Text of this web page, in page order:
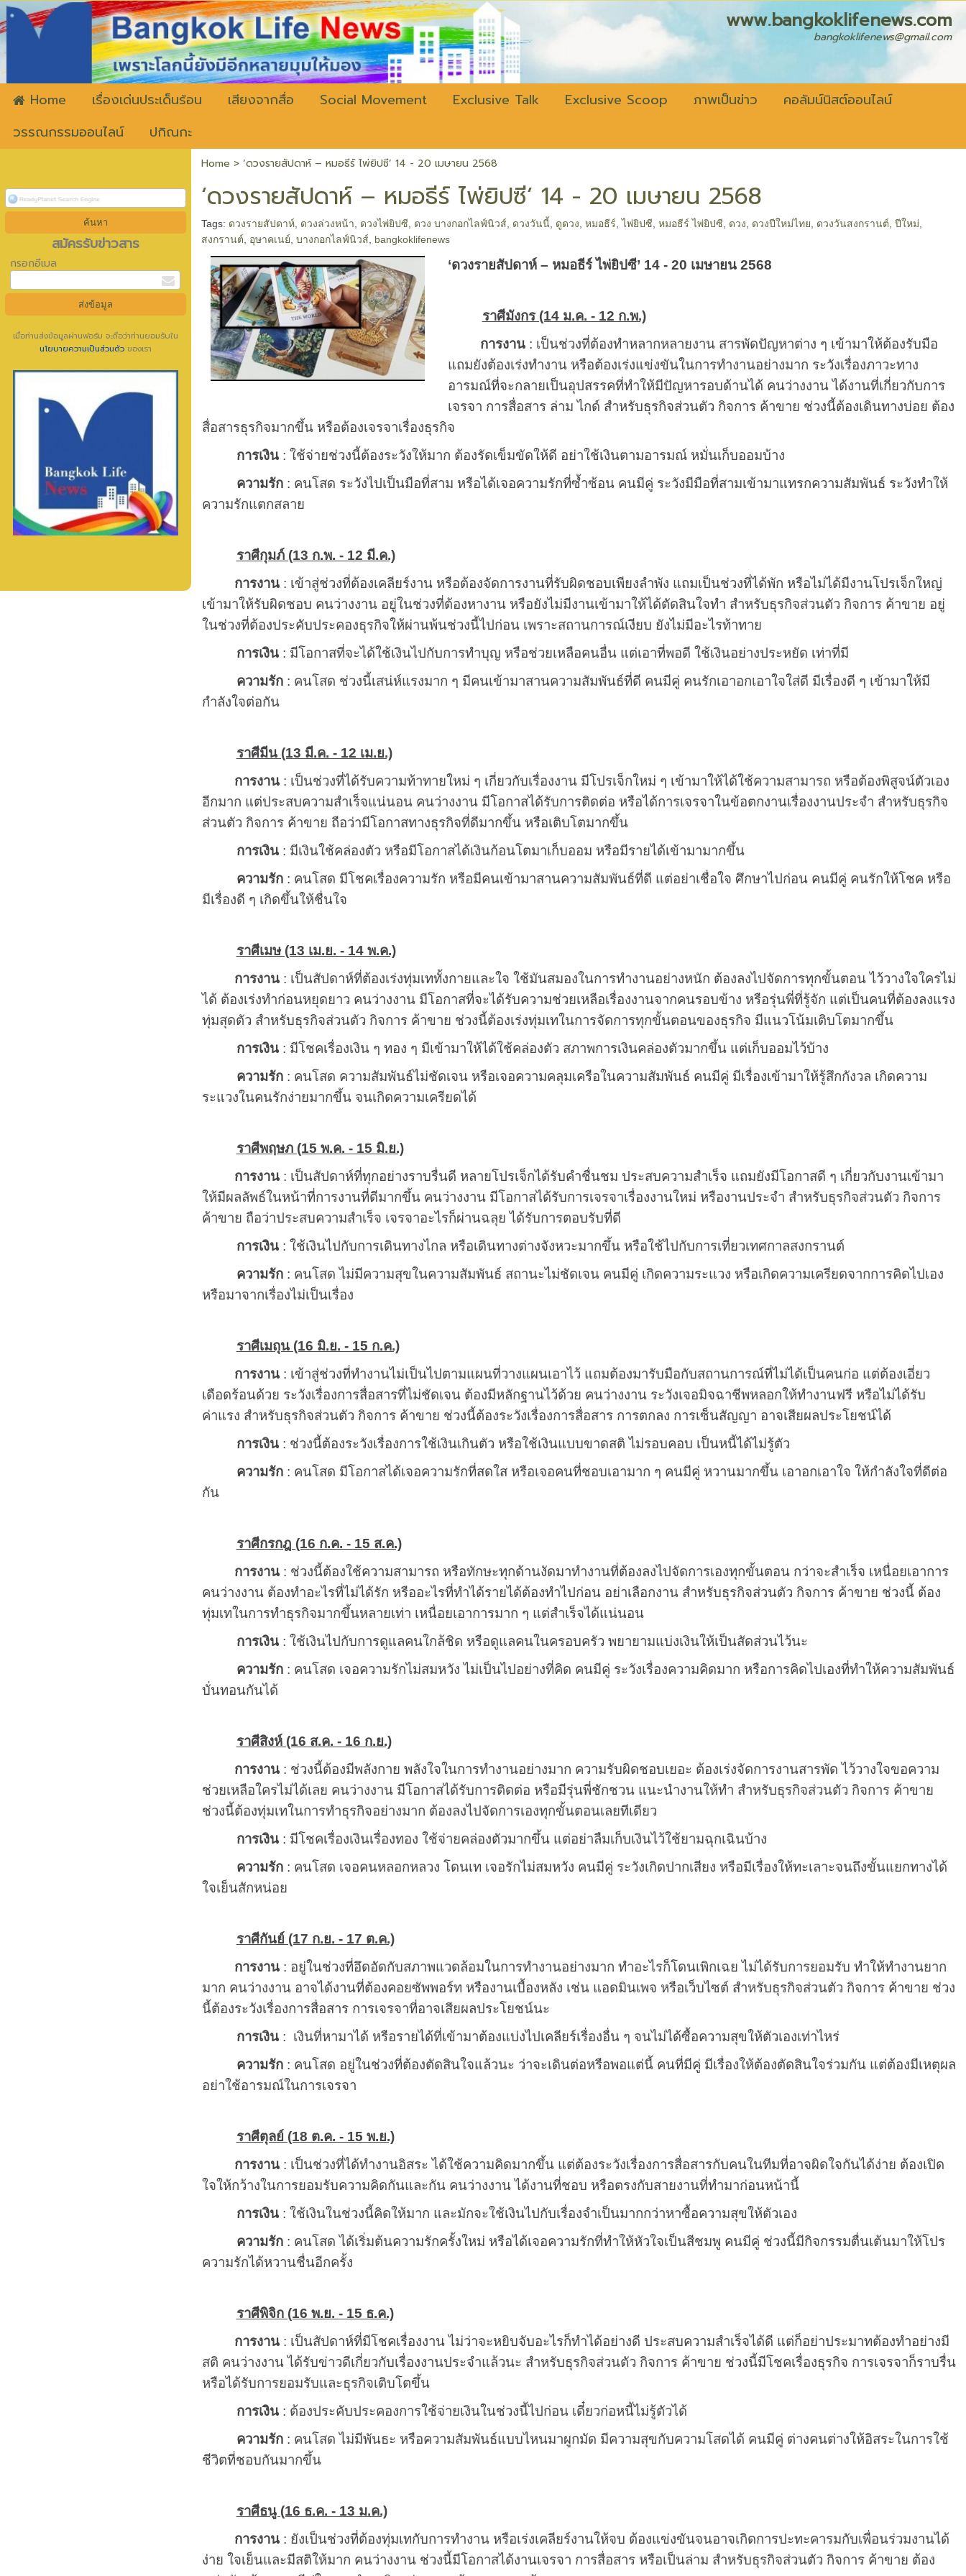
www.bangkoklifenews.com
bangkoklifenews@gmail.com
Home เรื่องเด่นประเด็นร้อน เสียงจากสื่อ Social Movement Exclusive Talk Exclusive Scoop ภาพเป็นข่าว
คอลัมน์นิสต์ออนไลน์
วรรณกรรมออนไลน์
ปกิณกะ
สมัครรับข่าวสาร
กรอกอีเมล
เมื่อท่านส่งข้อมูลผ่านฟอร์ม จะถือว่าท่านยอมรับใน
นโยบายความเป็นส่วนตัว ของเรา
Home > ‘ดวงรายสัปดาห์ – หมอธีร์ ไพ่ยิปซี’ 14 - 20 เมษายน 2568
‘ดวงรายสัปดาห์ – หมอธีร์ ไพ่ยิปซี’ 14 - 20 เมษายน 2568
Tags: ดวงรายสัปดาห์ ดวงล่วงหน้า ดวงไพ่ยิปซี ดวง บางกอกไลฟ์นิวส์ ดวงวันนี้ ดูดวง ,หมอธีร์ ,ไพ่ยิปซี ,หมอธีร์ ไพ่ยิปซี ดวง ดวงปีใหม่ไทย ดวงวันสงกรานต์ ,ปีใหม่
สงกรานต์
อุษาคเนย์ ,บางกอกไลฟ์นิวส์ bangkoklifenews
‘ดวงรายสัปดาห์ – หมอธีร์ ไพ่ยิปซี’ 14 - 20 เมษายน 2568
ราศีมังกร (14 ม.ค. - 12 ก.พ.)
การงาน: เป็นช่วงที่ต้องทำหลากหลายงาน สารพัดปัญหาต่าง ๆ เข้ามาให้ต้องรับมือ
แถมยังต้องเร่งทำงาน หรือต้องเร่งแข่งขันในการทำงานอย่างมาก ระวังเรื่องภาวะทาง
อารมณ์ที่จะกลายเป็นอุปสรรคที่ทำให้มีปัญหารอบด้านได้ คนว่างงาน ได้งานที่เกี่ยวกับการ
เจรจา การสื่อสาร ล่าม ไกด์ สำหรับธุรกิจส่วนตัว กิจการ ค้าขาย ช่วงนี้ต้องเดินทางบ่อย ต้อง
สื่อสารธุรกิจมากขึ้น หรือต้องเจรจาเรื่องธุรกิจ
การเงิน: ใช้จ่ายช่วงนี้ต้องระวังให้มาก ต้องรัดเข็มขัดให้ดี อย่าใช้เงินตามอารมณ์ หมั่นเก็บออมบ้าง
ความรัก: คนโสด ระวังไปเป็นมือที่สาม หรือได้เจอความรักที่ซ้ำซ้อน คนมีคู่ ระวังมีมือที่สามเข้ามาแทรกความสัมพันธ์ ระวังทำให้
ความรักแตกสลาย
ราศีกุมภ์ (13 ก.พ. - 12 มี.ค.)
การงาน: เข้าสู่ช่วงที่ต้องเคลียร์งาน หรือต้องจัดการงานที่รับผิดชอบเพียงลำพัง แถมเป็นช่วงที่ได้พัก หรือไม่ได้มีงานโปรเจ็กใหญ่
เข้ามาให้รับผิดชอบ คนว่างงาน อยู่ในช่วงที่ต้องหางาน หรือยังไม่มีงานเข้ามาให้ได้ตัดสินใจทำ สำหรับธุรกิจส่วนตัว กิจการ ค้าขาย อยู่
ในช่วงที่ต้องประคับประคองธุรกิจให้ผ่านพ้นช่วงนี้ไปก่อน เพราะสถานการณ์เงียบ ยังไม่มีอะไรท้าทาย
การเงิน: มีโอกาสที่จะได้ใช้เงินไปกับการทำบุญ หรือช่วยเหลือคนอื่น แต่เอาที่พอดี ใช้เงินอย่างประหยัด เท่าที่มี
ความรัก: คนโสด ช่วงนี้เสน่ห์แรงมาก ๆ มีคนเข้ามาสานความสัมพันธ์ที่ดี คนมีคู่ คนรักเอาอกเอาใจใส่ดี มีเรื่องดี ๆ เข้ามาให้มี
กำลังใจต่อกัน
ราศีมีน (13 มี.ค. - 12 เม.ย.)
การงาน : เป็นช่วงที่ได้รับความท้าทายใหม่ ๆ เกี่ยวกับเรื่องงาน มีโปรเจ็กใหม่ ๆ เข้ามาให้ได้ใช้ความสามารถ หรือต้องพิสูจน์ตัวเอง
อีกมาก แต่ประสบความสำเร็จแน่นอน คนว่างงาน มีโอกาสได้รับการติดต่อ หรือได้การเจรจาในข้อตกงานเรื่องงานประจำ สำหรับธุรกิจ
ส่วนตัว กิจการ ค้าขาย ถือว่ามีโอกาสทางธุรกิจที่ดีมากขึ้น หรือเติบโตมากขึ้น
การเงิน: มีเงินใช้คล่องตัว หรือมีโอกาสได้เงินก้อนโตมาเก็บออม หรือมีรายได้เข้ามามากขึ้น
ความรัก: คนโสด มีโชคเรื่องความรัก หรือมีคนเข้ามาสานความสัมพันธ์ที่ดี แต่อย่าเชื่อใจ ศึกษาไปก่อน คนมีคู่ คนรักให้โชค หรือ
มีเรื่องดี ๆ เกิดขึ้นให้ชื่นใจ
ราศีเมษ (13 เม.ย. - 14 พ.ค.)
การงาน: เป็นสัปดาห์ที่ต้องเร่งทุ่มเททั้งกายและใจ ใช้มันสมองในการทำงานอย่างหนัก ต้องลงไปจัดการทุกขั้นตอน ไว้วางใจใครไม่
ได้ ต้องเร่งทำก่อนหยุดยาว คนว่างงาน มีโอกาสที่จะได้รับความช่วยเหลือเรื่องงานจากคนรอบข้าง หรือรุ่นพี่ที่รู้จัก แต่เป็นคนที่ต้องลงแรง
ทุ่มสุดตัว สำหรับธุรกิจส่วนตัว กิจการ ค้าขาย ช่วงนี้ต้องเร่งทุ่มเทในการจัดการทุกขั้นตอนของธุรกิจ มีแนวโน้มเติบโตมากขึ้น
การเงิน: มีโชคเรื่องเงิน ๆ ทอง ๆ มีเข้ามาให้ได้ใช้คล่องตัว สภาพการเงินคล่องตัวมากขึ้น แต่เก็บออมไว้บ้าง
ความรัก: คนโสด ความสัมพันธ์ไม่ชัดเจน หรือเจอความคลุมเครือในความสัมพันธ์ คนมีคู่ มีเรื่องเข้ามาให้รู้สึกกังวล เกิดความ
ระแวงในคนรักง่ายมากขึ้น จนเกิดความเครียดได้
ราศีพฤษภ (15 พ.ค. - 15 มิ.ย.)
การงาน: เป็นสัปดาห์ที่ทุกอย่างราบรื่นดี หลายโปรเจ็กได้รับคำชื่นชม ประสบความสำเร็จ แถมยังมีโอกาสดี ๆ เกี่ยวกับงานเข้ามา
ให้มีผลลัพธ์ในหน้าที่การงานที่ดีมากขึ้น คนว่างงาน มีโอกาสได้รับการเจรจาเรื่องงานใหม่ หรืองานประจำ สำหรับธุรกิจส่วนตัว กิจการ
ค้าขาย ถือว่าประสบความสำเร็จ เจรจาอะไรก็ผ่านฉลุย ได้รับการตอบรับที่ดี
การเงิน: ใช้เงินไปกับการเดินทางไกล หรือเดินทางต่างจังหวะมากขึ้น หรือใช้ไปกับการเที่ยวเทศกาลสงกรานต์
ความรัก: คนโสด ไม่มีความสุขในความสัมพันธ์ สถานะไม่ชัดเจน คนมีคู่ เกิดความระแวง หรือเกิดความเครียดจากการคิดไปเอง
หรือมาจากเรื่องไม่เป็นเรื่อง
ราศีเมถุน (16 มิ.ย. - 15 ก.ค.)
การงาน: เข้าสู่ช่วงที่ทำงานไม่เป็นไปตามแผนที่วางแผนเอาไว้ แถมต้องมารับมือกับสถานการณ์ที่ไม่ได้เป็นคนก่อ แต่ต้องเอี่ยว
เดือดร้อนด้วย ระวังเรื่องการสื่อสารที่ไม่ชัดเจน ต้องมีหลักฐานไว้ด้วย คนว่างงาน ระวังเจอมิจฉาชีพหลอกให้ทำงานฟรี หรือไม่ได้รับ
ค่าแรง สำหรับธุรกิจส่วนตัว กิจการ ค้าขาย ช่วงนี้ต้องระวังเรื่องการสื่อสาร การตกลง การเซ็นสัญญา อาจเสียผลประโยชน์ได้
การเงิน: ช่วงนี้ต้องระวังเรื่องการใช้เงินเกินตัว หรือใช้เงินแบบขาดสติ ไม่รอบคอบ เป็นหนี้ได้ไม่รู้ตัว
ความรัก: คนโสด มีโอกาสได้เจอความรักที่สดใส หรือเจอคนที่ชอบเอามาก ๆ คนมีคู่ หวานมากขึ้น เอาอกเอาใจ ให้กำลังใจที่ดีต่อ
กัน
ราศีกรกฎ (16 ก.ค. - 15 ส.ค.)
การงาน: ช่วงนี้ต้องใช้ความสามารถ หรือทักษะทุกด้านงัดมาทำงานที่ต้องลงไปจัดการเองทุกขั้นตอน กว่าจะสำเร็จ เหนื่อยเอาการ
คนว่างงาน ต้องทำอะไรที่ไม่ได้รัก หรืออะไรที่ทำได้รายได้ต้องทำไปก่อน อย่าเลือกงาน สำหรับธุรกิจส่วนตัว กิจการ ค้าขาย ช่วงนี้ ต้อง
ทุ่มเทในการทำธุรกิจมากขึ้นหลายเท่า เหนื่อยเอาการมาก ๆ แต่สำเร็จได้แน่นอน
การเงิน: ใช้เงินไปกับการดูแลคนใกล้ชิด หรือดูแลคนในครอบครัว พยายามแบ่งเงินให้เป็นสัดส่วนไว้นะ
ความรัก: คนโสด เจอความรักไม่สมหวัง ไม่เป็นไปอย่างที่คิด คนมีคู่ ระวังเรื่องความคิดมาก หรือการคิดไปเองที่ทำให้ความสัมพันธ์
บั่นทอนกันได้
ราศีสิงห์ (16 ส.ค. - 16 ก.ย.)
การงาน: ช่วงนี้ต้องมีพลังกาย พลังใจในการทำงานอย่างมาก ความรับผิดชอบเยอะ ต้องเร่งจัดการงานสารพัด ไว้วางใจขอความ
ช่วยเหลือใครไม่ได้เลย คนว่างงาน มีโอกาสได้รับการติดต่อ หรือมีรุ่นพี่ชักชวน แนะนำงานให้ทำ สำหรับธุรกิจส่วนตัว กิจการ ค้าขาย
ช่วงนี้ต้องทุ่มเทในการทำธุรกิจอย่างมาก ต้องลงไปจัดการเองทุกขั้นตอนเลยทีเดียว
การเงิน: มีโชคเรื่องเงินเรื่องทอง ใช้จ่ายคล่องตัวมากขึ้น แต่อย่าลืมเก็บเงินไว้ใช้ยามฉุกเฉินบ้าง
ความรัก: คนโสด เจอคนหลอกหลวง โดนเท เจอรักไม่สมหวัง คนมีคู่ ระวังเกิดปากเสียง หรือมีเรื่องให้ทะเลาะจนถึงขั้นแยกทางได้
ใจเย็นสักหน่อย
ราศีกันย์ (17 ก.ย. - 17 ต.ค.)
การงาน: อยู่ในช่วงที่อึดอัดกับสภาพแวดล้อมในการทำงานอย่างมาก ทำอะไรก็โดนเพิกเฉย ไม่ได้รับการยอมรับ ทำให้ทำงานยาก
มาก คนว่างงาน อาจได้งานที่ต้องคอยซัพพอร์ท หรืองานเบื้องหลัง เช่น แอดมินเพจ หรือเว็บไซต์ สำหรับธุรกิจส่วนตัว กิจการ ค้าขาย ช่วง
นี้ต้องระวังเรื่องการสื่อสาร การเจรจาที่อาจเสียผลประโยชน์นะ
การเงิน: เงินที่หามาได้ หรือรายได้ที่เข้ามาต้องแบ่งไปเคลียร์เรื่องอื่น ๆ จนไม่ได้ซื้อความสุขให้ตัวเองเท่าไหร่
ความรัก: คนโสด อยู่ในช่วงที่ต้องตัดสินใจแล้วนะ ว่าจะเดินต่อหรือพอแต่นี้ คนที่มีคู่ มีเรื่องให้ต้องตัดสินใจร่วมกัน แต่ต้องมีเหตุผล
อย่าใช้อารมณ์ในการเจรจา
ราศีตุลย์ (18 ต.ค. - 15 พ.ย.)
การงาน: เป็นช่วงที่ได้ทำงานอิสระ ได้ใช้ความคิดมากขึ้น แต่ต้องระวังเรื่องการสื่อสารกับคนในทีมที่อาจผิดใจกันได้ง่าย ต้องเปิด
ใจให้กว้างในการยอมรับความคิดกันและกัน คนว่างงาน ได้งานที่ชอบ หรือตรงกับสายงานที่ทำมาก่อนหน้านี้
การเงิน: ใช้เงินในช่วงนี้คิดให้มาก และมักจะใช้เงินไปกับเรื่องจำเป็นมากกว่าหาซื้อความสุขให้ตัวเอง
ความรัก: คนโสด ได้เริ่มต้นความรักครั้งใหม่ หรือได้เจอความรักที่ทำให้หัวใจเป็นสีชมพู คนมีคู่ ช่วงนี้มีกิจกรรมตื่นเต้นมาให้โปร
ความรักได้หวานชื่นอีกครั้ง
ราศีพิจิก (16 พ.ย. - 15 ธ.ค.)
การงาน: เป็นสัปดาห์ที่มีโชคเรื่องงาน ไม่ว่าจะหยิบจับอะไรก็ทำได้อย่างดี ประสบความสำเร็จได้ดี แต่ก็อย่าประมาทต้องทำอย่างมี
สติ คนว่างงาน ได้รับข่าวดีเกี่ยวกับเรื่องงานประจำแล้วนะ สำหรับธุรกิจส่วนตัว กิจการ ค้าขาย ช่วงนี้มีโชคเรื่องธุรกิจ การเจรจาก็ราบรื่น
หรือได้รับการยอมรับและธุรกิจเติบโตขึ้น
การเงิน: ต้องประคับประคองการใช้จ่ายเงินในช่วงนี้ไปก่อน เดี๋ยวก่อหนี้ไม่รู้ตัวได้
ความรัก: คนโสด ไม่มีพันธะ หรือความสัมพันธ์แบบไหนมาผูกมัด มีความสุขกับความโสดได้ คนมีคู่ ต่างคนต่างให้อิสระในการใช้
ชีวิตที่ชอบกันมากขึ้น
ราศีธนู (16 ธ.ค. - 13 ม.ค.)
การงาน: ยังเป็นช่วงที่ต้องทุ่มเทกับการทำงาน หรือเร่งเคลียร์งานให้จบ ต้องแข่งขันจนอาจเกิดการปะทะคารมกับเพื่อนร่วมงานได้
ง่าย ใจเย็นและมีสติให้มาก คนว่างงาน ช่วงนี้มีโอกาสได้งานเจรจา การสื่อสาร หรือเป็นล่าม สำหรับธุรกิจส่วนตัว กิจการ ค้าขาย ต้อง